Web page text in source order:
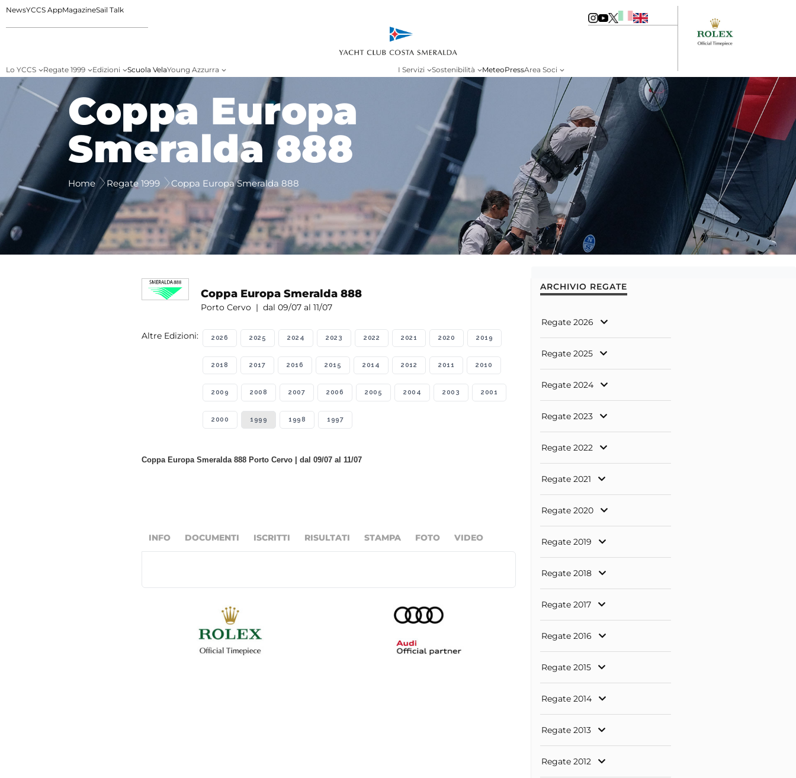
NewsYCCS AppMagazineSail Talk
Lo YCCS Regate 1999 Edizioni Scuola VelaYoung Azzurra I Servizi Sostenibilità MeteoPressArea Soci
Coppa Europa
Smeralda 888
Home Regate 1999 Coppa Europa Smeralda 888
Coppa Europa Smeralda 888
Porto Cervo | dal 09/07 al 11/07
Altre Edizioni: 2026 2025 2024 2023 2022 2021 2020 2019
2018 2017 2016 2015 2014 2012 2011 2010
2009 2008 2007 2006 2005 2004 2003 2001
2000 1999 1998 1997
Coppa Europa Smeralda 888 Porto Cervo | dal 09/07 al 11/07
INFO DOCUMENTI ISCRITTI RISULTATI STAMPA FOTO VIDEO
ARCHIVIO REGATE
Regate 2026
Regate 2025
Regate 2024
Regate 2023
Regate 2022
Regate 2021
Regate 2020
Regate 2019
Regate 2018
Regate 2017
Regate 2016
Regate 2015
Regate 2014
Regate 2013
Regate 2012